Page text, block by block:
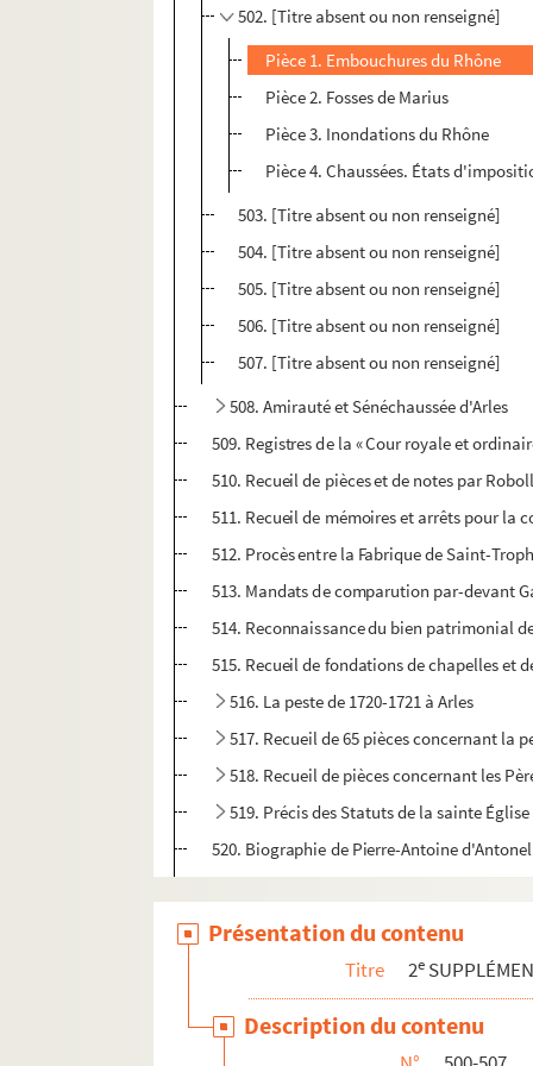
502. [Titre absent ou non renseigné]
Pièce 1. Embouchures du Rhône
Pièce 2. Fosses de Marius
Pièce 3. Inondations du Rhône
Pièce 4. Chaussées. États
503. [Titre absent ou non renseigné]
504. [Titre absent ou non renseigné]
505. [Titre absent ou non renseigné]
506. [Titre absent ou non renseigné]
507. [Titre absent ou non renseigné]
508. Amirauté et Sénéchaussée d'Arles
509. Registres de la « Cour royale et
510. Recueil de pièces et de notes par
511. Recueil de mémoires et arrêts pour
512. Procès entre la Fabrique de Saint-
513. Mandats de comparution par-devant
514. Reconnaissance du bien patrimonial
515. Recueil de fondations de chapelles et
516. La peste de 1720-1721 à Arles
517. Recueil de 65 pièces concernant la
518. Recueil de pièces concernant les
519. Précis des Statuts de la sainte
520. Biographie de Pierre-Antoine
522. Acte d'achat de terres et propriétés
523. « Roolle des sainctes reliques » de
524. Registre des inventaires de la
525. Mémoires tirés de l'Inventaire des
Présentation du contenu
Titre 2e
Description du contenu